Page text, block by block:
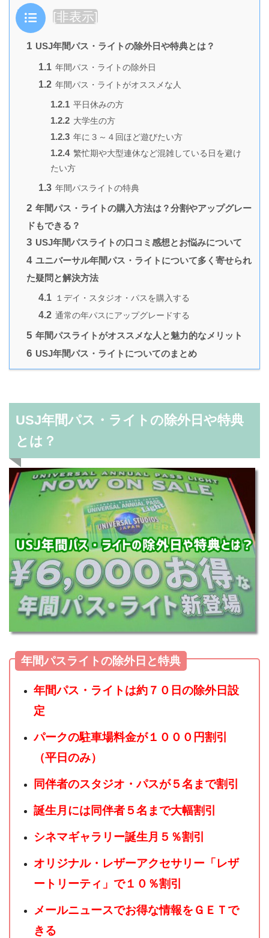
目次 [非表示]
1 USJ年間パス・ライトの除外日や特典とは？
1.1 年間パス・ライトの除外日
1.2 年間パス・ライトがオススメな人
1.2.1 平日休みの方
1.2.2 大学生の方
1.2.3 年に３～４回ほど遊びたい方
1.2.4 繁忙期や大型連休など混雑している日を避け
たい方
1.3 年間パスライトの特典
2 年間パス・ライトの購入方法は？分割やアップグレー
ドもできる？
3 USJ年間パスライトの口コミ感想とお悩みについて
4 ユニバーサル年間パス・ライトについて多く寄せられ
た疑問と解決方法
4.1
１デイ・スタジオ・パスを購入する
4.2 通常の年パスにアップグレードする
5 年間パスライトがオススメな人と魅力的なメリット
6 USJ年間パス・ライトについてのまとめ
USJ年間パス・ライトの除外日や特典
とは？
年間パスライトの除外日と特典
年間パス・ライトは約７０日の除外日設
定
パークの駐車場料金が１０００円割引
（平日のみ）
同伴者のスタジオ・パスが５名まで割引
誕生月には同伴者５名まで大幅割引
シネマギャラリー誕生月５％割引
オリジナル・レザーアクセサリー「レザ
ートリーティ」で１０％割引
メールニュースでお得な情報をＧＥＴで
きる